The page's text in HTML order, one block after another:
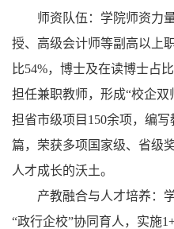
师资队伍：学院师资力
授、高级会计师等副高以上
比54%，博士及在读博士占
担任兼职教师，形成“校企
担省市级项目150余项，编
篇，荣获多项国家级、省级
人才成长的沃土。
产教融合与人才培养：
“政行企校”协同育人，实施